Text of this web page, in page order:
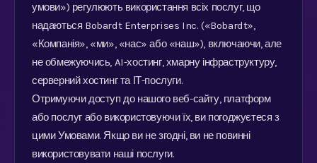
умови») регулюють використання всіх послуг, що
надаються Bobardt Enterprises Inc. («Bobardt»,
«Компанія», «ми», «нас» або «наш»), включаючи, але
не обмежуючись, AI-хостинг, хмарну інфраструктуру,
серверний хостинг та ІТ-послуги.
Отримуючи доступ до нашого веб-сайту, платформ
або послуг або використовуючи їх, ви погоджуєтеся з
цими Умовами. Якщо ви не згодні, ви не повинні
використовувати наші послуги.